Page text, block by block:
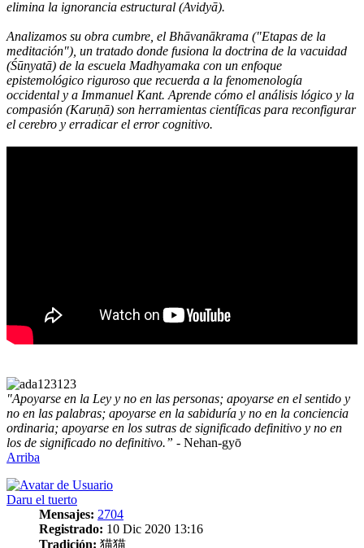
elimina la ignorancia estructural (Avidyā).
Analizamos su obra cumbre, el Bhāvanākrama ("Etapas de la
meditación"), un tratado donde fusiona la doctrina de la vacuidad
(Śūnyatā) de la escuela Madhyamaka con un enfoque
epistemológico riguroso que recuerda a la fenomenología
occidental y a Immanuel Kant. Aprende cómo el análisis lógico y la
compasión (Karuṇā) son herramientas científicas para reconfigurar
el cerebro y erradicar el error cognitivo.
"Apoyarse en la Ley y no en las personas; apoyarse en el sentido y
no en las palabras; apoyarse en la sabiduría y no en la conciencia
ordinaria; apoyarse en los sutras de significado definitivo y no en
los de significado no definitivo.” - Nehan-gyō
Arriba
Daru el tuerto
Mensajes: 2704
Registrado: 10 Dic 2020 13:16
Tradición: 猫猫